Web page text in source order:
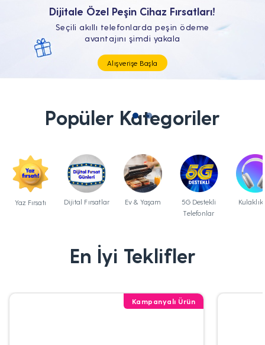
Tüm Teknolojik İhtiyaçların Tam'da
Popüler Kategoriler
Yaz Fırsatı Dijital Fırsatlar Ev & Yaşam
5G Destekli
Telefonlar
En İyi Teklifler
Kampanyalı Ürün